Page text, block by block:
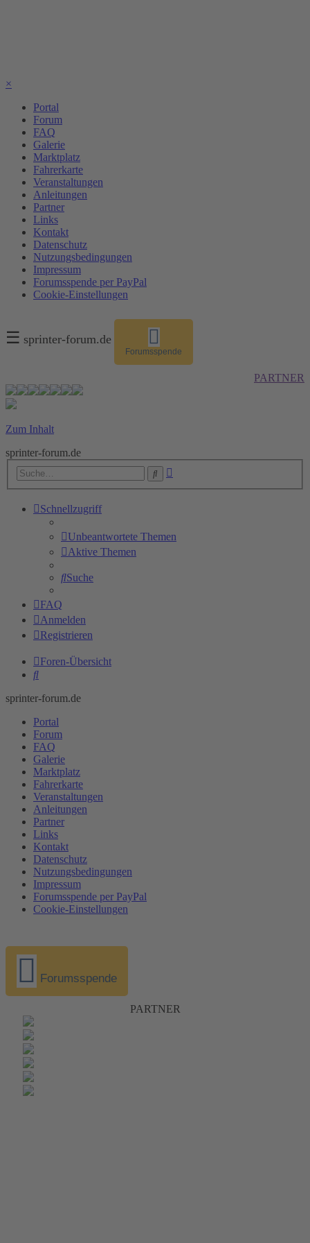
×
Portal
Forum
FAQ
Galerie
Marktplatz
Fahrerkarte
Veranstaltungen
Anleitungen
Partner
Links
Kontakt
Datenschutz
Nutzungsbedingungen
Impressum
Forumsspende per PayPal
Cookie-Einstellungen
☰ sprinter-forum.de
Forumsspende
PARTNER
Zum Inhalt
sprinter-forum.de
Suche
Schnellzugriff
Unbeantwortete Themen
Aktive Themen
Suche
FAQ
Anmelden
Registrieren
Foren-Übersicht
Suche
sprinter-forum.de
Portal
Forum
FAQ
Galerie
Marktplatz
Fahrerkarte
Veranstaltungen
Anleitungen
Partner
Links
Kontakt
Datenschutz
Nutzungsbedingungen
Impressum
Forumsspende per PayPal
Cookie-Einstellungen
Forumsspende
PARTNER